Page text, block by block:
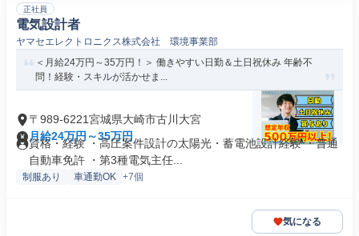
正社員
電気設計者
ヤマセエレクトロニクス株式会社 環境事業部
＜月給24万円～35万円！＞ 働きやすい日勤＆土日祝休み 年齢不
問！経験・スキルが活かせま...
〒989-6221宮城県大崎市古川大宮
月給24万円～35万円
資格・経験 ・高圧案件設計の太陽光・蓄電池設計経験 ・普通
自動車免許 ・第3種電気主任...
制服あり 車通勤OK +7個
気になる